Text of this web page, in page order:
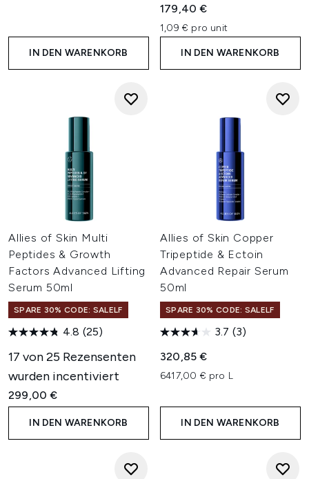
IN DEN WARENKORB
179,40 €
1,09 € pro unit
IN DEN WARENKORB
Allies of Skin Multi
Peptides & Growth
Factors Advanced Lifting
Serum 50ml
SPARE 30% CODE: SALELF
4.8 (25)
17 von 25 Rezensenten
wurden incentiviert
299,00 €
IN DEN WARENKORB
Allies of Skin Copper
Tripeptide & Ectoin
Advanced Repair Serum
50ml
SPARE 30% CODE: SALELF
3.7 (3)
320,85 €
6417,00 € pro L
IN DEN WARENKORB